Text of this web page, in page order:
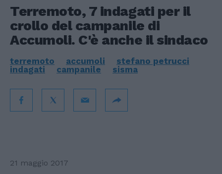
Terremoto, 7 indagati per il
crollo del campanile di
Accumoli. C'è anche il sindaco
terremoto accumoli
stefano petrucci
indagati
campanile sisma
21 maggio 2017